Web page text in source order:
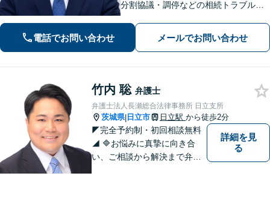
分割協議・調停などの相続トラブルや
問題を中心に、幅広くご相談を承りま
す【土日祝対応可】分かりやすく丁寧
電話でお問い合わせ メールでお問い合わせ
竹内 聡 弁護士
弁護士法人長瀬総合法律事務所 日立支所
茨城県| 日立市 日立駅 から徒歩2分
◤完全予約制・初回相談無料
◢ 🔷お悩みに真摯に向き合
い、ご相談から解決まで弁護
詳細を見
る